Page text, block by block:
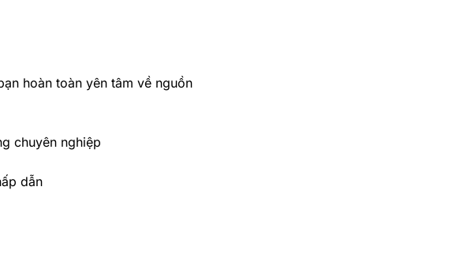
hoàn toàn yên tâm về nguồn
chuyên nghiệp
dẫn